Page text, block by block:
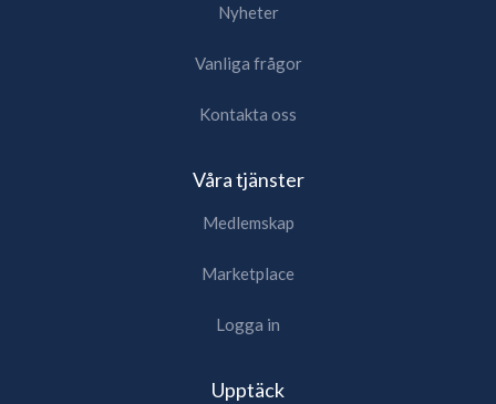
Nyheter
Vanliga frågor
Kontakta oss
Våra tjänster
Medlemskap
Marketplace
Logga in
Upptäck